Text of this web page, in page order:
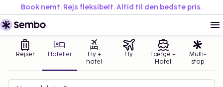
Book nemt. Rejs fleksibelt. Altid til den bedste pris.
Rejser Hoteller
Fly +
hotel
Fly
Færge +
Hotel
Multi-
stop